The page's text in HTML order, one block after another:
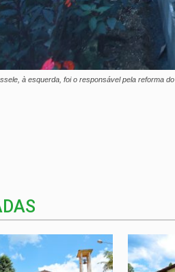
à esquerda, foi o responsável pela reforma